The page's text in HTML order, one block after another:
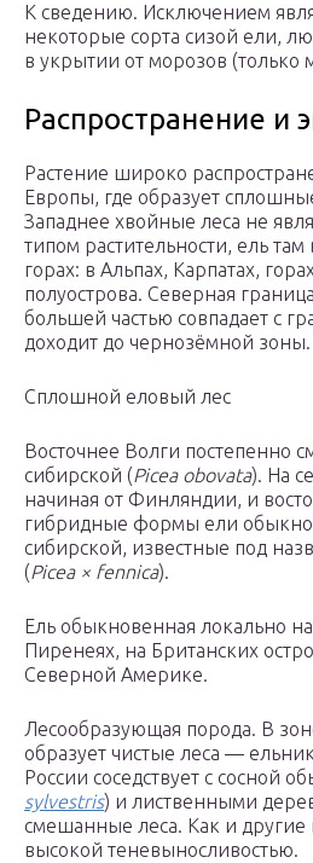
К сведению. Исключением
некоторые сорта сизой ели,
в укрытии от морозов (только
Распространение и
Растение широко
Европы, где образует
Западнее хвойные леса не
типом растительности, ель там
горах: в Альпах, Карпатах,
полуострова. Северная
большей частью совпадает с
доходит до чернозёмной зоны.
Сплошной еловый лес
Восточнее Волги постепенно
сибирской (Picea obovata). На
начиная от Финляндии, и
гибридные формы ели
сибирской, известные под
(Picea × fennica).
Ель обыкновенная локально
Пиренеях, на Британских
Северной Америке.
Лесообразующая порода. В
образует чистые леса —
России соседствует с сосной
sylvestris) и лиственными
смешанные леса. Как и другие
высокой теневыносливостью.